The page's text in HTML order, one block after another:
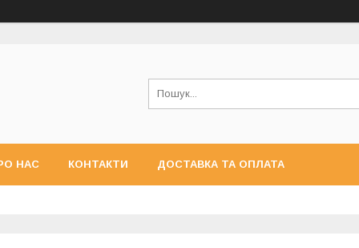
НАС КОНТАКТИ ДОСТАВКА ТА ОПЛАТА